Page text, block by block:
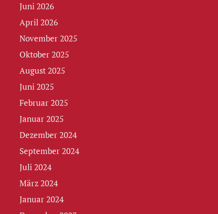
Juni 2026
April 2026
November 2025
Oktober 2025
August 2025
Juni 2025
Februar 2025
Januar 2025
Dezember 2024
September 2024
Juli 2024
März 2024
Januar 2024